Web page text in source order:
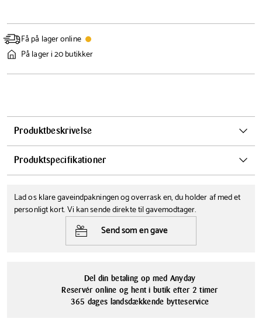
Få på lager online
På lager i 20 butikker
Produktbeskrivelse
Etly Klarborg nissen Caroline er vild med æbler, og hun ved, de er
Caroline er partner med Anton.
Produktspecifikationer
9 cm Multifarvet
Klarborg Store Nisser Keramik
Lad os klare gaveindpakningen og overrask en, du holder af med et
personligt kort. Vi kan sende direkte til gavemodtager.
Send som en gave
Del din betaling op med Anyday
Reservér online og hent i butik efter 2 timer
365 dages landsdækkende bytteservice